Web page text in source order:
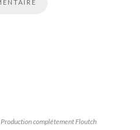
Production complétement Floutch